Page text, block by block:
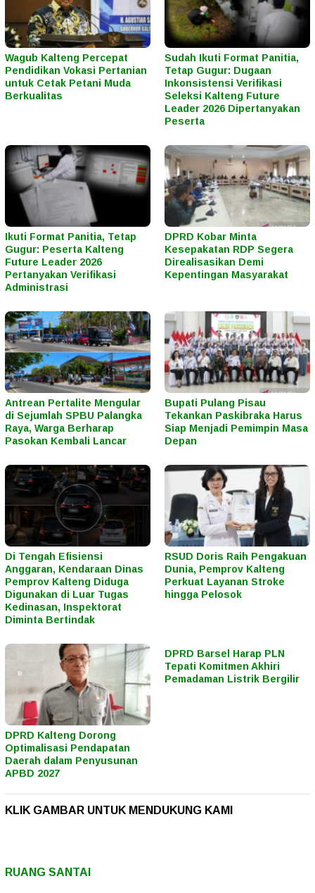
Wagub Kalteng Percepat
Pendidikan Vokasi Pertanian
untuk Cetak Petani Muda
Berkualitas
Sudah Ikuti Format Panitia,
Tetap Gugur: Dugaan
Inkonsistensi Verifikasi
Seleksi Kalteng Future
Leader 2026 Dipertanyakan
Peserta
Ikuti Format Panitia, Tetap
Gugur: Peserta Kalteng
Future Leader 2026
Pertanyakan Verifikasi
Administrasi
DPRD Kobar Minta
Kesepakatan RDP Segera
Direalisasikan Demi
Kepentingan Masyarakat
Antrean Pertalite Mengular
di Sejumlah SPBU Palangka
Raya, Warga Berharap
Pasokan Kembali Lancar
Bupati Pulang Pisau
Tekankan Paskibraka Harus
Siap Menjadi Pemimpin Masa
Depan
Di Tengah Efisiensi
Anggaran, Kendaraan Dinas
Pemprov Kalteng Diduga
Digunakan di Luar Tugas
Kedinasan, Inspektorat
Diminta Bertindak
RSUD Doris Raih Pengakuan
Dunia, Pemprov Kalteng
Perkuat Layanan Stroke
hingga Pelosok
DPRD Kalteng Dorong
Optimalisasi Pendapatan
Daerah dalam Penyusunan
APBD 2027
DPRD Barsel Harap PLN
Tepati Komitmen Akhiri
Pemadaman Listrik Bergilir
KLIK GAMBAR UNTUK MENDUKUNG KAMI
RUANG SANTAI